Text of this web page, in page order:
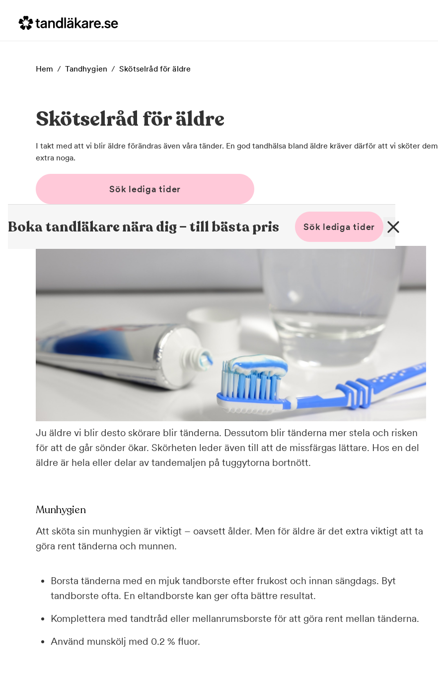
Hem / Tandhygien / Skötselråd för äldre
Skötselråd för äldre
I takt med att vi blir äldre förändras även våra tänder. En god tandhälsa bland äldre kräver därför att vi sköter dem
extra noga.
Sök lediga tider
Boka tandläkare nära dig – till bästa pris Sök lediga tider
Ju äldre vi blir desto skörare blir tänderna. Dessutom blir tänderna mer stela och risken
för att de går sönder ökar. Skörheten leder även till att de missfärgas lättare. Hos en del
äldre är hela eller delar av tandemaljen på tuggytorna bortnött.
Munhygien
Att sköta sin munhygien är viktigt – oavsett ålder. Men för äldre är det extra viktigt att ta
göra rent tänderna och munnen.
Borsta tänderna med en mjuk tandborste efter frukost och innan sängdags. Byt
tandborste ofta. En eltandborste kan ger ofta bättre resultat.
Komplettera med tandtråd eller mellanrumsborste för att göra rent mellan tänderna.
Använd munskölj med 0.2 % fluor.